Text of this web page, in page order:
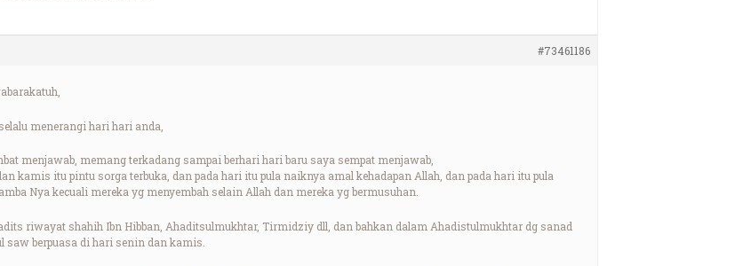
#73461186
menerangi hari hari anda,
menjawab, memang terkadang sampai berhari hari baru saya sempat menjawab,
kamis itu pintu sorga terbuka, dan pada hari itu pula naiknya amal kehadapan Allah, dan pada hari itu pula
Nya kecuali mereka yg menyembah selain Allah dan mereka yg bermusuhan.
riwayat shahih Ibn Hibban, Ahaditsulmukhtar, Tirmidziy dll, dan bahkan dalam Ahadistulmukhtar dg sanad
berpuasa di hari senin dan kamis.